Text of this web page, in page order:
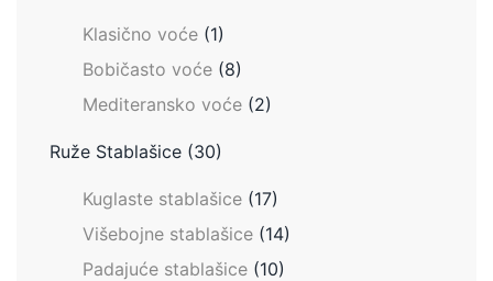
Klasično voće (1)
Bobičasto voće (8)
Mediteransko voće (2)
Ruže Stablašice (30)
Kuglaste stablašice (17)
Višebojne stablašice (14)
Padajuće stablašice (10)